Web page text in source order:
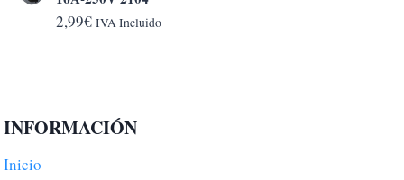
6,50€
2,99€ IVA Incluido
INFORMACIÓN
Inicio